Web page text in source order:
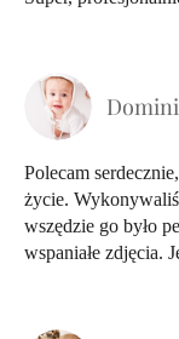
Polecam
życie.
wszędzie go było
wspaniałe zdjęcia.